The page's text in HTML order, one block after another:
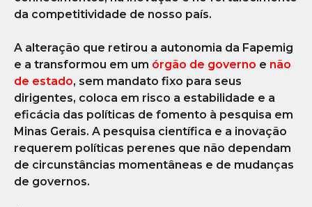
da competitividade de nosso país.
A alteração que retirou a autonomia da Fapemig
e a transformou em um órgão de governo e não
de estado, sem mandato fixo para seus
dirigentes, coloca em risco a estabilidade e a
eficácia das políticas de fomento à pesquisa em
Minas Gerais. A pesquisa científica e a inovação
requerem políticas perenes que não dependam
de circunstâncias momentâneas e de mudanças
de governos.